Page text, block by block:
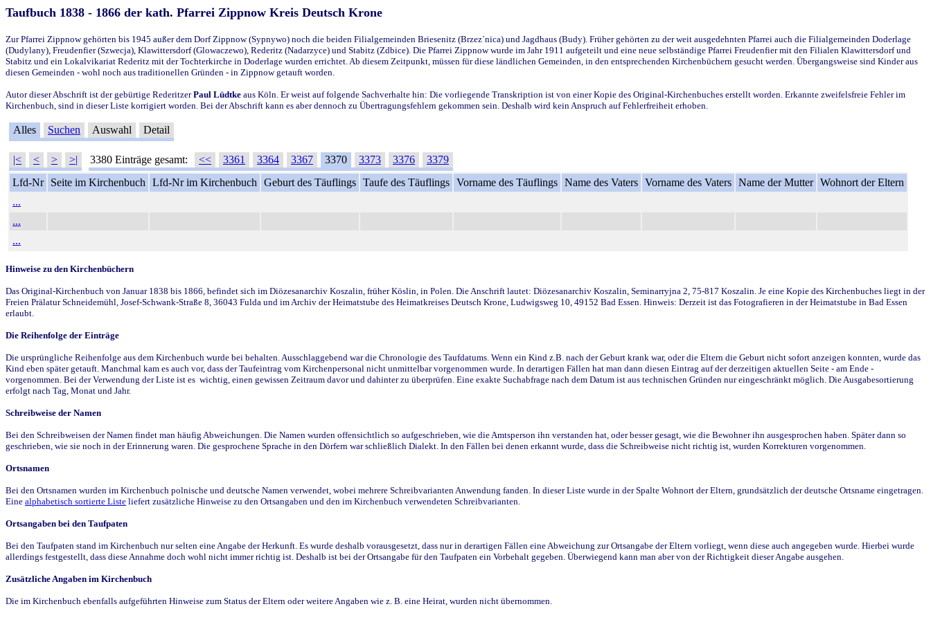
Taufbuch 1838 - 1866 der kath. Pfarrei Zippnow Kreis Deutsch Krone
Zur Pfarrei Zippnow gehörten bis 1945 außer dem Dorf Zippnow (Sypnywo) noch die beiden Filialgemeinden Briesenitz (Brzez`nica) und Jagdhaus (Budy). Früher gehörten zu der weit ausgedehnten Pfarrei auch die Filialgemeinden Doderlage
(Dudylany), Freudenfier (Szwecja), Klawittersdorf (Glowaczewo), Rederitz (Nadarzyce) und Stabitz (Zdbice). Die Pfarrei Zippnow wurde im Jahr 1911 aufgeteilt und eine neue selbständige Pfarrei Freudenfier mit den Filialen Klawittersdorf und
Stabitz und ein Lokalvikariat Rederitz mit der Tochterkirche in Doderlage wurden errichtet. Ab diesem Zeitpunkt, müssen für diese ländlichen Gemeinden, in den entsprechenden Kirchenbüchern gesucht werden. Übergangsweise sind Kinder aus
diesen Gemeinden - wohl noch aus traditionellen Gründen - in Zippnow getauft worden.
Autor dieser Abschrift ist der gebürtige RederitzerPaul Lüdtke aus Köln. Er weist auf folgende Sachverhalte hin: Die vorliegende Transkription ist von einer Kopie des Original-Kirchenbuches erstellt worden. Erkannte zweifelsfreie Fehler im
Kirchenbuch, sind in dieser Liste korrigiert worden. Bei der Abschrift kann es aber dennoch zu Übertragungsfehlern gekommen sein. Deshalb wird kein Anspruch auf Fehlerfreiheit erhoben.
Alles Suchen Auswahl Detail
|< < > >| 3380 Einträge gesamt: << 3361 3364 3367 3370 3373 3376
3379
Lfd-Nr
Seite im Kirchenbuch Lfd-Nr im Kirchenbuch Geburt des Täuflings Taufe des Täuflings Vorname des Täuflings Name des Vaters Vorname des Vaters Name der Mutter Wohnort der Eltern
...
...
...
Hinweise zu den Kirchenbüchern
Das Original-Kirchenbuch von Januar 1838 bis 1866, befindet sich im Diözesanarchiv Koszalin, früher Köslin, in Polen. Die Anschrift lautet: Diözesanarchiv Koszalin, Seminarryjna 2, 75-817 Koszalin. Je eine Kopie des Kirchenbuches liegt in der
Freien Prälatur Schneidemühl, Josef-Schwank-Straße 8, 36043 Fulda und im Archiv der Heimatstube des Heimatkreises Deutsch Krone, Ludwigsweg 10, 49152 Bad Essen. Hinweis: Derzeit ist das Fotografieren in der Heimatstube in Bad Essen
erlaubt.
Die Reihenfolge der Einträge
Die ursprüngliche Reihenfolge aus dem Kirchenbuch wurde bei behalten. Ausschlaggebend war die Chronologie des Taufdatums. Wenn ein Kind z.B. nach der Geburt krank war, oder die Eltern die Geburt nicht sofort anzeigen konnten, wurde das
Kind eben später getauft. Manchmal kam es auch vor, dass der Taufeintrag vom Kirchenpersonal nicht unmittelbar vorgenommen wurde. In derartigen Fällen hat man dann diesen Eintrag auf der derzeitigen aktuellen Seite - am Ende -
vorgenommen. Bei der Verwendung der Liste ist es wichtig, einen gewissen Zeitraum davor und dahinter zu überprüfen. Eine exakte Suchabfrage nach dem Datum ist aus technischen Gründen nur eingeschränkt möglich. Die Ausgabesortierung
erfolgt nach Tag, Monat und Jahr.
Schreibweise der Namen
Bei den Schreibweisen der Namen findet man häufig Abweichungen. Die Namen wurden offensichtlich so aufgeschrieben, wie die Amtsperson ihn verstanden hat, oder besser gesagt, wie die Bewohner ihn ausgesprochen haben. Später dann so
geschrieben, wie sie noch in der Erinnerung waren. Die gesprochene Sprache in den Dörfern war schließlich Dialekt. In den Fällen bei denen erkannt wurde, dass die Schreibweise nicht richtig ist, wurden Korrekturen vorgenommen.
Ortsnamen
Bei den Ortsnamen wurden im Kirchenbuch polnische und deutsche Namen verwendet, wobei mehrere Schreibvarianten Anwendung fanden. In dieser Liste wurde in der Spalte Wohnort der Eltern, grundsätzlich der deutsche Ortsname eingetragen.
Eine alphabetisch sortierte Liste liefert zusätzliche Hinweise zu den Ortsangaben und den im Kirchenbuch verwendeten Schreibvarianten.
Ortsangaben bei den Taufpaten
Bei den Taufpaten stand im Kirchenbuch nur selten eine Angabe der Herkunft. Es wurde deshalb vorausgesetzt, dass nur in derartigen Fällen eine Abweichung zur Ortsangabe der Eltern vorliegt, wenn diese auch angegeben wurde. Hierbei wurde
allerdings festgestellt, dass diese Annahme doch wohl nicht immer richtig ist. Deshalb ist bei der Ortsangabe für den Taufpaten ein Vorbehalt gegeben. Überwiegend kann man aber von der Richtigkeit dieser Angabe ausgehen.
Zusätzliche Angaben im Kirchenbuch
Die im Kirchenbuch ebenfalls aufgeführten Hinweise zum Status der Eltern oder weitere Angaben wie z. B. eine Heirat, wurden nicht übernommen.